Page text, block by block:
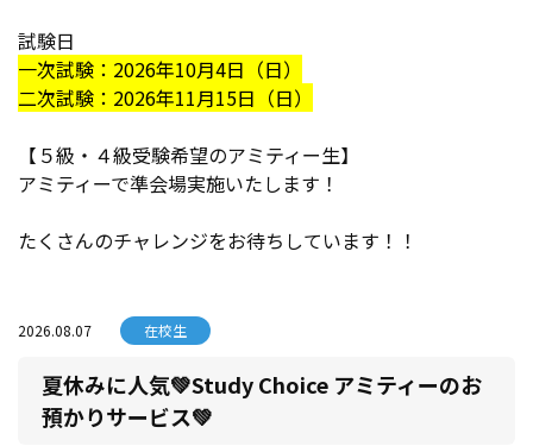
試験日
一次試験：2026年10月4日（日）
二次試験：2026年11月15日（日）
【５級・４級受験希望のアミティー生】
アミティーで準会場実施いたします！
たくさんのチャレンジをお待ちしています！！
2026.08.07 在校生
夏休みに人気💚Study Choice アミティーのお
預かりサービス💚